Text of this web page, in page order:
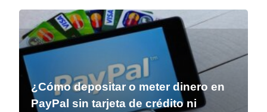
¿Cómo depositar o meter dinero en
PayPal sin tarjeta de crédito ni